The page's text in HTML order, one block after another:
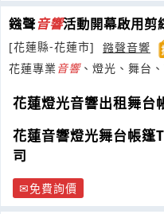
鏹聲音響活動開幕啟用剪
[花蓮縣-花蓮市]
鏹聲音響
花蓮專業音響、燈光、舞台
花蓮燈光音響出租舞台
花蓮音響燈光舞台帳篷
司
免費詢價